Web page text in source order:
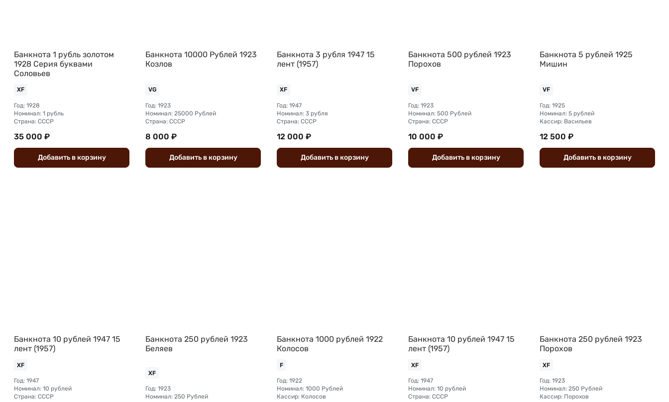
Банкнота 1 рубль золотом
1928 Серия буквами
Соловьев
XF
Год: 1928
Номинал: 1 рубль
Страна: СССР
35 000 ₽
Добавить вкорзину
Банкнота 10000 Рублей 1923
Козлов
VG
Год: 1923
Номинал: 25000 Рублей
Страна: СССР
8 000 ₽
Добавить вкорзину
Банкнота 3 рубля 1947 15
лент (1957)
XF
Год: 1947
Номинал: 3 рубля
Страна: СССР
12 000 ₽
Добавить вкорзину
Банкнота 500 рублей 1923
Порохов
VF
Год: 1923
Номинал: 500 Рублей
Страна: СССР
10 000 ₽
Добавить вкорзину
Банкнота 5 рублей 1925
Мишин
VF
Год: 1925
Номинал: 5 рублей
Кассир: Васильев
12 500 ₽
Добавить вкорзину
Банкнота 10 рублей 1947 15
лент (1957)
XF
Год: 1947
Номинал: 10 рублей
Страна: СССР
Банкнота 250 рублей 1923
Беляев
XF
Год: 1923
Номинал: 250 Рублей
Банкнота 1000 рублей 1922
Колосов
F
Год: 1922
Номинал: 1000 Рублей
Кассир: Колосов
Банкнота 10 рублей 1947 15
лент (1957)
XF
Год: 1947
Номинал: 10 рублей
Страна: СССР
Банкнота 250 рублей 1923
Порохов
XF
Год: 1923
Номинал: 250 Рублей
Кассир: Порохов